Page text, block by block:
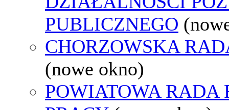
PUBLICZNEGO
CHORZOWSKA
(nowe okno)
POWIATOWA RADA